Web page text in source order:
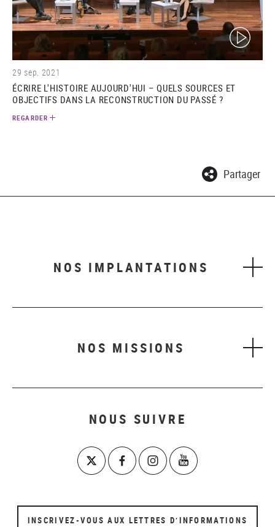
(video)
29 sep. 2021
ÉCRIRE L'HISTOIRE AUJOURD'HUI – QUELS SOURCES ET
OBJECTIFS DANS LA RECONSTRUCTION DU PASSÉ ?
REGARDER
Partager
NOS IMPLANTATIONS
NOS MISSIONS
NOUS SUIVRE
INSCRIVEZ-VOUS AUX LETTRES D’INFORMATIONS